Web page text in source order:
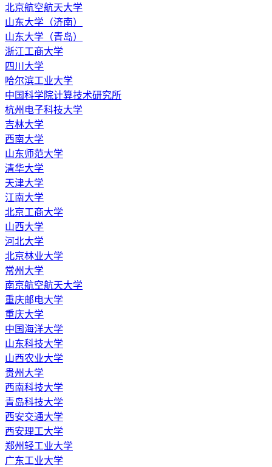
北京航空航天大学
山东大学（济南）
山东大学（青岛）
浙江工商大学
四川大学
哈尔滨工业大学
中国科学院计算技术研究所
杭州电子科技大学
吉林大学
西南大学
山东师范大学
清华大学
天津大学
江南大学
北京工商大学
山西大学
河北大学
北京林业大学
常州大学
南京航空航天大学
重庆邮电大学
重庆大学
中国海洋大学
山东科技大学
山西农业大学
贵州大学
西南科技大学
青岛科技大学
西安交通大学
西安理工大学
郑州轻工业大学
广东工业大学